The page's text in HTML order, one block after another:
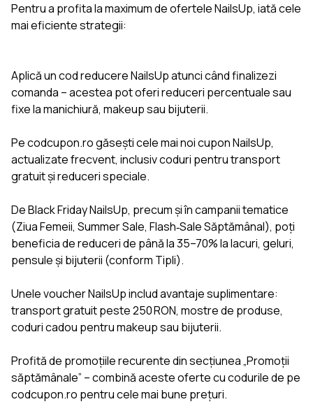
Pentru a profita la maximum de ofertele NailsUp, iată cele
mai eficiente strategii:
Aplică un cod reducere NailsUp atunci când finalizezi
comanda – acestea pot oferi reduceri percentuale sau
fixe la manichiură, makeup sau bijuterii.
Pe codcupon.ro găsești cele mai noi cupon NailsUp,
actualizate frecvent, inclusiv coduri pentru transport
gratuit și reduceri speciale.
De Black Friday NailsUp, precum și în campanii tematice
(Ziua Femeii, Summer Sale, Flash‑Sale Săptămânal), poți
beneficia de reduceri de până la 35–70% la lacuri, geluri,
pensule și bijuterii (conform Tipli).
Unele voucher NailsUp includ avantaje suplimentare:
transport gratuit peste 250 RON, mostre de produse,
coduri cadou pentru makeup sau bijuterii.
Profită de promoțiile recurente din secțiunea „Promoții
săptămânale” – combină aceste oferte cu codurile de pe
codcupon.ro pentru cele mai bune prețuri.